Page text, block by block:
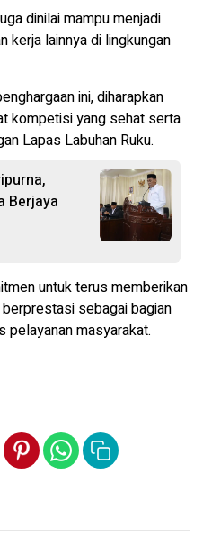
dinilai mampu menjadi
kerja lainnya di lingkungan
ini, diharapkan
kompetisi yang sehat serta
Lapas Labuhan Ruku.
Berjaya
untuk terus memberikan
sebagai bagian
pelayanan masyarakat.